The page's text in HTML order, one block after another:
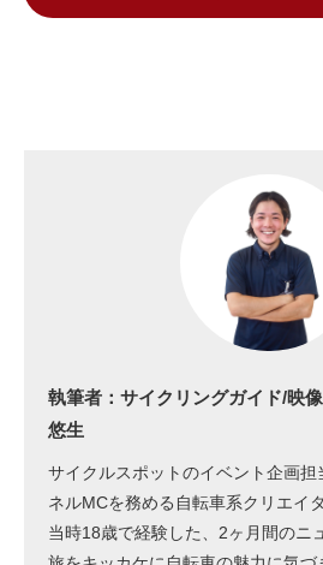
執筆者：サイクリングガイド/映
悠生
サイクルスポットのイベント企画担
ネルMCを務める自転車系クリエイタ
当時18歳で経験した、2ヶ月間のニ